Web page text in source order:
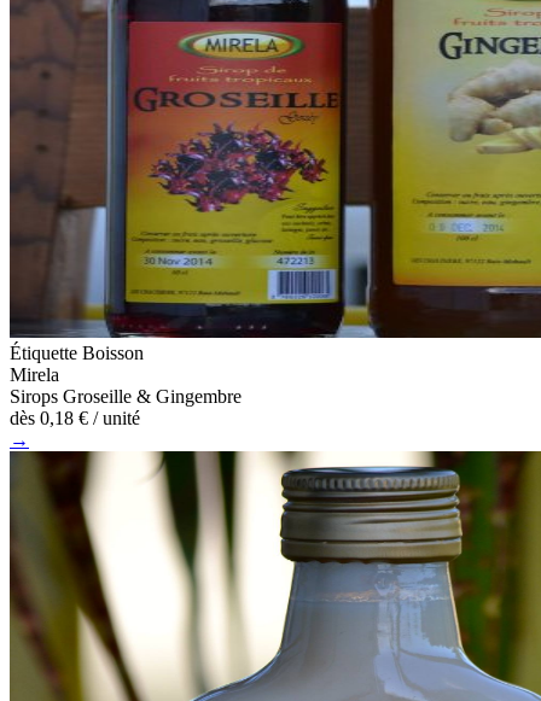
Étiquette Boisson
Mirela
Sirops Groseille & Gingembre
dès 0,18 € / unité
→